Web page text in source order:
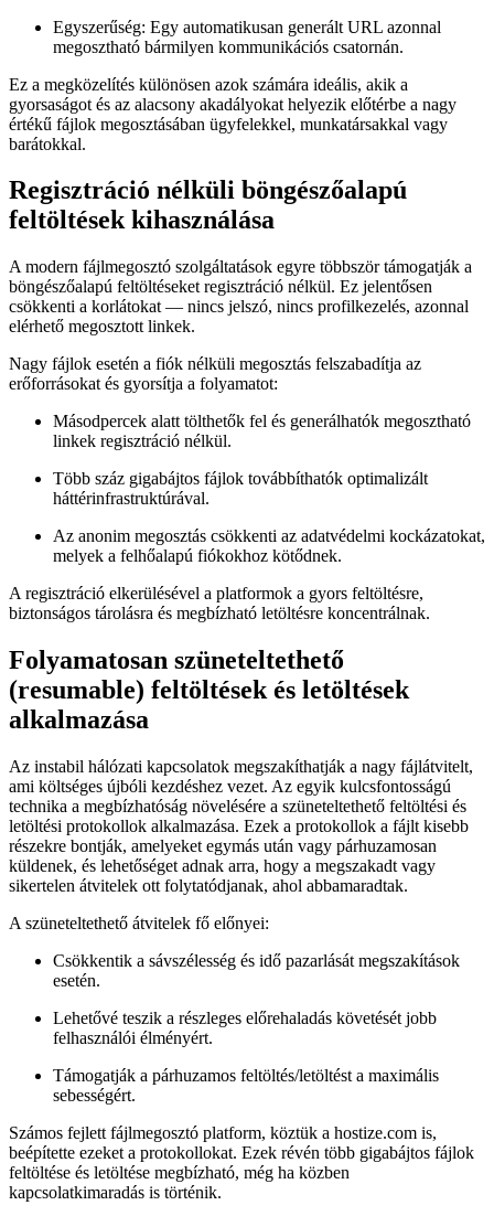
Egyszerűség: Egy automatikusan generált URL azonnal
megosztható bármilyen kommunikációs csatornán.
Ez a megközelítés különösen azok számára ideális, akik a
gyorsaságot és az alacsony akadályokat helyezik előtérbe a nagy
értékű fájlok megosztásában ügyfelekkel, munkatársakkal vagy
barátokkal.
Regisztráció nélküli böngészőalapú
feltöltések kihasználása
A modern fájlmegosztó szolgáltatások egyre többször támogatják a
böngészőalapú feltöltéseket regisztráció nélkül. Ez jelentősen
csökkenti a korlátokat — nincs jelszó, nincs profilkezelés, azonnal
elérhető megosztott linkek.
Nagy fájlok esetén a fiók nélküli megosztás felszabadítja az
erőforrásokat és gyorsítja a folyamatot:
Másodpercek alatt tölthetők fel és generálhatók megosztható
linkek regisztráció nélkül.
Több száz gigabájtos fájlok továbbíthatók optimalizált
háttérinfrastruktúrával.
Az anonim megosztás csökkenti az adatvédelmi kockázatokat,
melyek a felhőalapú fiókokhoz kötődnek.
A regisztráció elkerülésével a platformok a gyors feltöltésre,
biztonságos tárolásra és megbízható letöltésre koncentrálnak.
Folyamatosan szüneteltethető
(resumable) feltöltések és letöltések
alkalmazása
Az instabil hálózati kapcsolatok megszakíthatják a nagy fájlátvitelt,
ami költséges újbóli kezdéshez vezet. Az egyik kulcsfontosságú
technika a megbízhatóság növelésére a szüneteltethető feltöltési és
letöltési protokollok alkalmazása. Ezek a protokollok a fájlt kisebb
részekre bontják, amelyeket egymás után vagy párhuzamosan
küldenek, és lehetőséget adnak arra, hogy a megszakadt vagy
sikertelen átvitelek ott folytatódjanak, ahol abbamaradtak.
A szüneteltethető átvitelek fő előnyei:
Csökkentik a sávszélesség és idő pazarlását megszakítások
esetén.
Lehetővé teszik a részleges előrehaladás követését jobb
felhasználói élményért.
Támogatják a párhuzamos feltöltés/letöltést a maximális
sebességért.
Számos fejlett fájlmegosztó platform, köztük a hostize.com is,
beépítette ezeket a protokollokat. Ezek révén több gigabájtos fájlok
feltöltése és letöltése megbízható, még ha közben
kapcsolatkimaradás is történik.